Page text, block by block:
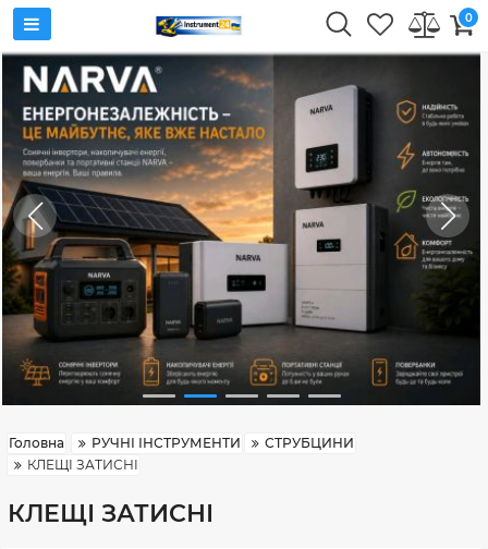
0
Головна РУЧНІ ІНСТРУМЕНТИ
СТРУБЦИНИ
КЛЕЩІ ЗАТИСНІ
КЛЕЩІ ЗАТИСНІ